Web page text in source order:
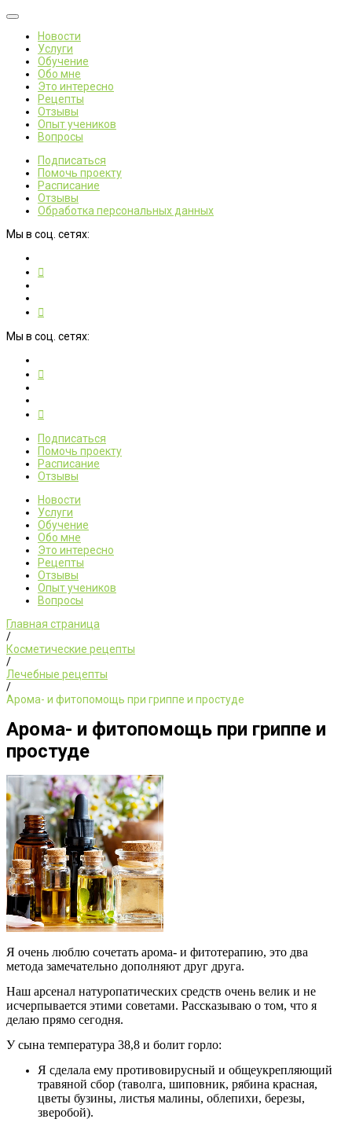
Новости
Услуги
Обучение
Обо мне
Это интересно
Рецепты
Отзывы
Опыт учеников
Вопросы
Подписаться
Помочь проекту
Расписание
Отзывы
Обработка персональных данных
Мы в соц. сетях:
Мы в соц. сетях:
Подписаться
Помочь проекту
Расписание
Отзывы
Новости
Услуги
Обучение
Обо мне
Это интересно
Рецепты
Отзывы
Опыт учеников
Вопросы
Главная страница
/
Косметические рецепты
/
Лечебные рецепты
/
Арома- и фитопомощь при гриппе и простуде
Арома- и фитопомощь при гриппе и
простуде
Я очень люблю сочетать арома- и фитотерапию, это два
метода замечательно дополняют друг друга.
Наш арсенал натуропатических средств очень велик и не
исчерпывается этими советами. Рассказываю о том, что я
делаю прямо сегодня.
У сына температура 38,8 и болит горло:
Я сделала ему противовирусный и общеукрепляющий
травяной сбор (таволга, шиповник, рябина красная,
цветы бузины, листья малины, облепихи, березы,
зверобой).